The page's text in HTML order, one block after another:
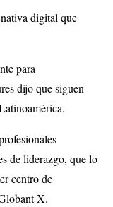
digital que
para
dijo que siguen
de liderazgo, que lo
centro de
X.